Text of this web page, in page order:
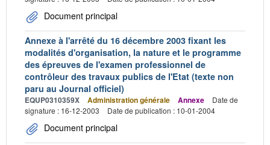
Document principal
Annexe à l'arrêté du 16 décembre 2003 fixant les
modalités d'organisation, la nature et le programme
des épreuves de l'examen professionnel de
contrôleur des travaux publics de l'Etat (texte non
paru au Journal officiel)
EQUP0310359X Administration générale Annexe
Date de
signature : 16-12-2003
Date de publication : 10-01-2004
Document principal